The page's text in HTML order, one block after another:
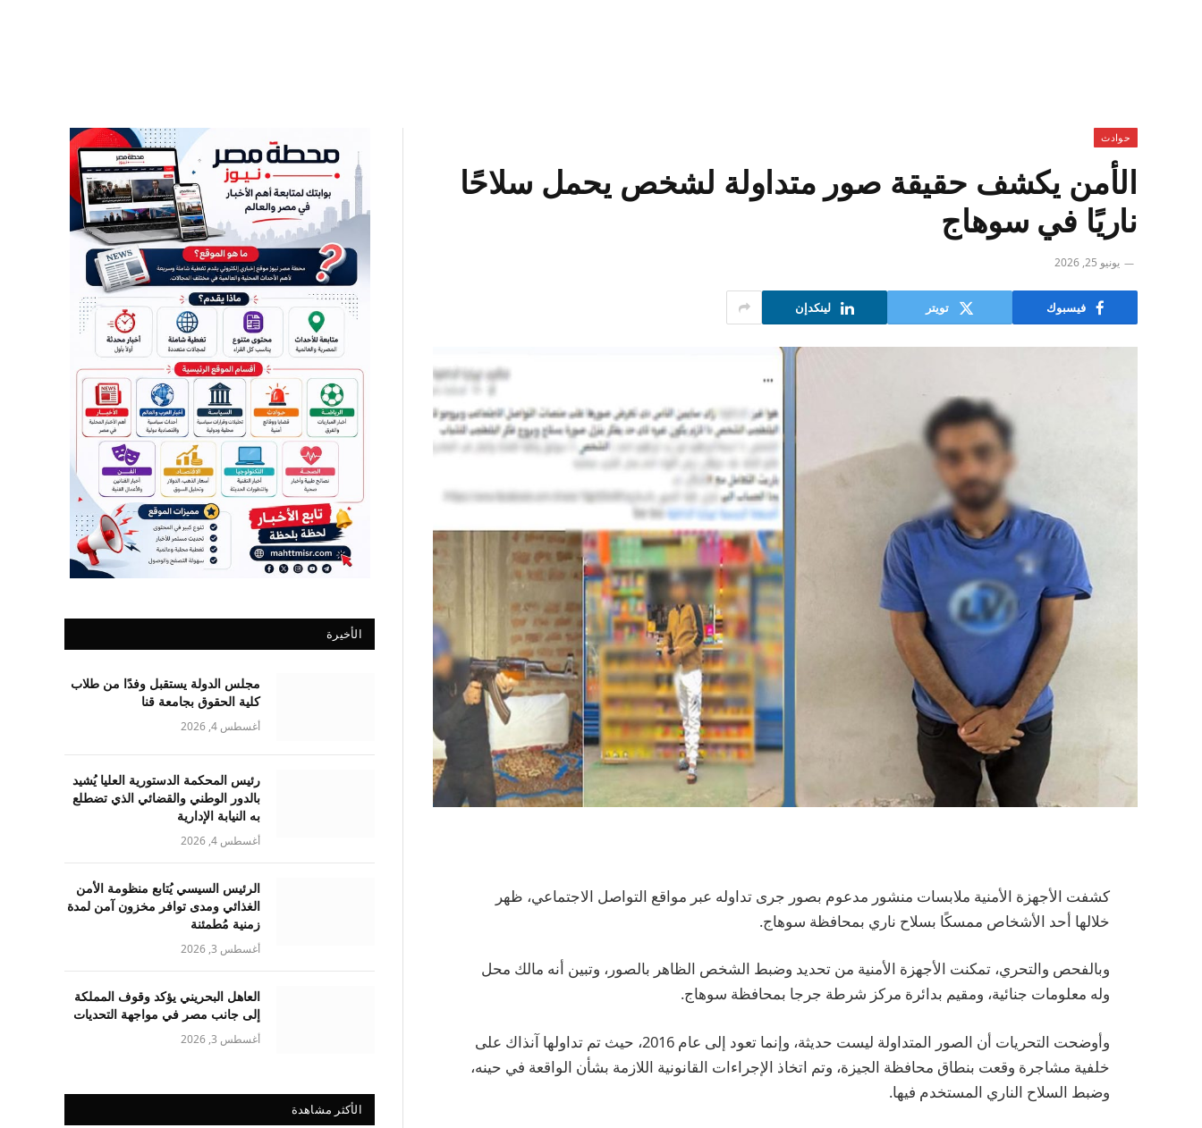
حوادث
الأمن يكشف حقيقة صور متداولة لشخص يحمل سلاحًا
ناريًا في سوهاج
يونيو 25, 2026
فيسبوك تويتر لينكدإن
كشفت الأجهزة الأمنية ملابسات منشور مدعوم بصور جرى تداوله عبر مواقع التواصل الاجتماعي، ظهر
خلالها أحد الأشخاص ممسكًا بسلاح ناري بمحافظة سوهاج.
وبالفحص والتحري، تمكنت الأجهزة الأمنية من تحديد وضبط الشخص الظاهر بالصور، وتبين أنه مالك محل
وله معلومات جنائية، ومقيم بدائرة مركز شرطة جرجا بمحافظة سوهاج.
وأوضحت التحريات أن الصور المتداولة ليست حديثة، وإنما تعود إلى عام 2016، حيث تم تداولها آنذاك على
خلفية مشاجرة وقعت بنطاق محافظة الجيزة، وتم اتخاذ الإجراءات القانونية اللازمة بشأن الواقعة في حينه،
وضبط السلاح الناري المستخدم فيها.
الأخيرة
مجلس الدولة يستقبل وفدًا من طلاب
كلية الحقوق بجامعة قنا
أغسطس 4, 2026
رئيس المحكمة الدستورية العليا يُشيد
بالدور الوطني والقضائي الذي تضطلع
به النيابة الإدارية
أغسطس 4, 2026
الرئيس السيسي يُتابع منظومة الأمن
الغذائي ومدى توافر مخزون آمن لمدة
زمنية مُطمئنة
أغسطس 3, 2026
العاهل البحريني يؤكد وقوف المملكة
إلى جانب مصر في مواجهة التحديات
أغسطس 3, 2026
الأكثر مشاهدة